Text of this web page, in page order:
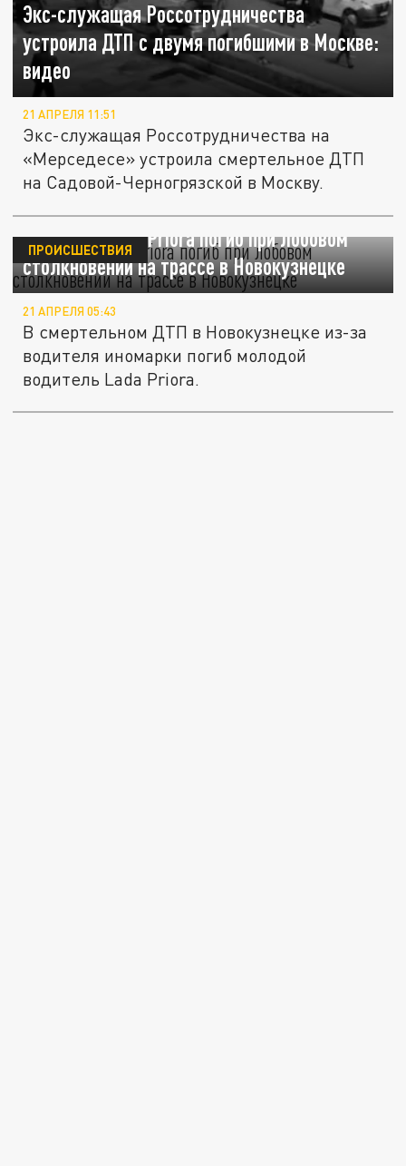
Экс-служащая Россотрудничества
устроила ДТП с двумя погибшими в Москве:
видео
21 АПРЕЛЯ 11:51
Экс-служащая Россотрудничества на
«Мерседесе» устроила смертельное ДТП
на Садовой-Черногрязской в Москву.
Водитель Lada Priora погиб при лобовом
столкновении на трассе в Новокузнецке
ПРОИСШЕСТВИЯ
21 АПРЕЛЯ 05:43
В смертельном ДТП в Новокузнецке из-за
водителя иномарки погиб молодой
водитель Lada Priora.